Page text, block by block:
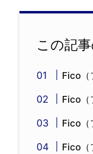
この記
Fico（
Fico（
Fico（
Fico（